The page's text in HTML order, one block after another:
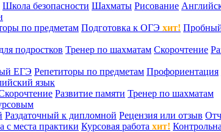
Школа безопасности Шахматы Рисование
по предметам Подготовка к ОГЭ хит!
подростков Тренер по шахматам Скорочтение
ЕГЭ Репетиторы по предметам Профориентация
язык
Развитие памяти Тренер по шахматам
Раздаточный к дипломной Рецензия или отзыв
с места практики Курсовая работа хит!